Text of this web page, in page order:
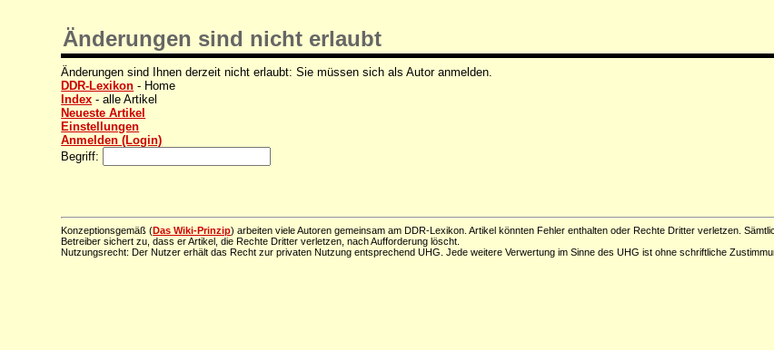
Änderungen sind nicht erlaubt
Änderungen sind Ihnen derzeit nicht erlaubt: Sie müssen sich als Autor anmelden.
DDR-Lexikon - Home
Index - alle Artikel
Neueste Artikel
Einstellungen
Anmelden (Login)
Begriff:
Konzeptionsgemäß (Das Wiki-Prinzip) arbeiten viele Autoren gemeinsam am DDR-Lexikon. Artikel könnten Fehler enthalten oder Rechte Dritter verletzen.
Betreiber sichert zu, dass er Artikel, die Rechte Dritter verletzen, nach Aufforderung löscht.
Nutzungsrecht: Der Nutzer erhält das Recht zur privaten Nutzung entsprechend UHG. Jede weitere Verwertung im Sinne des UHG ist ohne schriftliche